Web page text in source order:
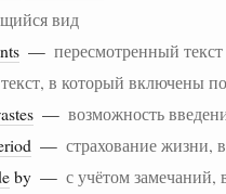
вид
— пересмотренный
текст, в который включены
— возможность
— страхование жизни,
by — с учётом замечаний,